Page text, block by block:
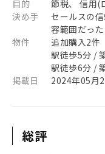
目的
節税、 信用(
決め手
セールスの
容範囲だった
物件
追加購入2件
駅徒歩5分 /
駅徒歩6分 /
掲載日
2024年05月
総評